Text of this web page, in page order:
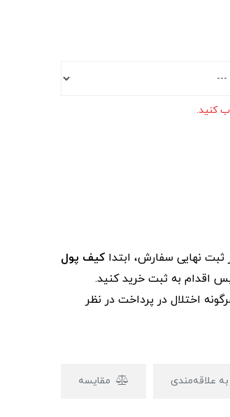
کنید.
ثبت نهایی سفارش، ابتدا کیف پول
اقدام به ثبت خرید کنید.
اختلال در پرداخت در نظر
مقایسه